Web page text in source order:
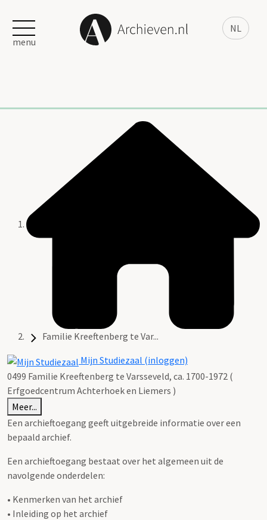
NL
menu
Familie Kreeftenberg te Var...
Mijn Studiezaal (inloggen)
0499 Familie Kreeftenberg te Varsseveld, ca. 1700-1972 (
Erfgoedcentrum Achterhoek en Liemers )
Meer...
Een archieftoegang geeft uitgebreide informatie over een
bepaald archief.
Een archieftoegang bestaat over het algemeen uit de
navolgende onderdelen:
• Kenmerken van het archief
• Inleiding op het archief